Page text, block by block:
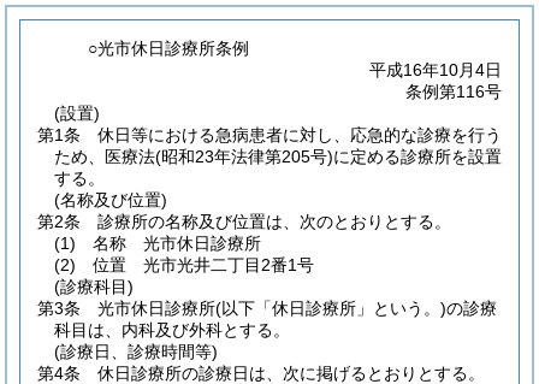
○光市休日診療所条例
平成16年10月4日
条例第116号
(設置)
第1条
休日等における急病患者に対し、応急的な診療を行う
ため、医療法(昭和23年法律第205号)に定める診療所を設置
する。
(名称及び位置)
第2条
診療所の名称及び位置は、次のとおりとする。
(1)
名称 光市休日診療所
(2)
位置 光市光井二丁目2番1号
(診療科目)
第3条
光市休日診療所(以下「休日診療所」という。)の診療
科目は、内科及び外科とする。
(診療日、診療時間等)
第4条
休日診療所の診療日は、次に掲げるとおりとする。